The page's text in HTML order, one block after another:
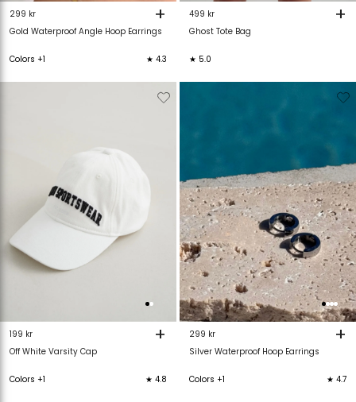
Gold Waterproof Angle Hoop Earrings
299 kr +
Colors +1 ★ 4.3
Ghost Tote Bag
499 kr +
★ 5.0
Toevoegen
Off White Varsity Cap
199 kr +
Colors +1 ★ 4.8
Silver Waterproof Hoop Earrings
299 kr +
Colors +1 ★ 4.7